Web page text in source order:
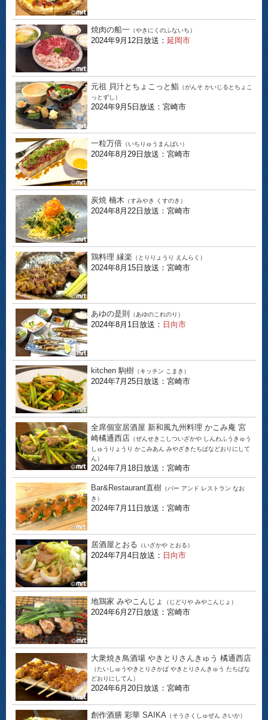
焼肉の船一 （やきにくのふないち）
2024年9月12日放送： 延岡市
元祖 貝汁とちょこっと鮨 （がんそ かいじるとちょこ
っとずし）
2024年9月5日放送：宮崎市
一粒万倍 （いちりゅうまんばい）
2024年8月29日放送：宮崎市
炭焼 楠木 （すみやき くすのき）
2024年8月22日放送：宮崎市
鶏料理 縁楽 （とりりょうり えんらく）
2024年8月15日放送：宮崎市
あゆの是則 （あゆのこれのり）
2024年8月1日放送： 日向市
kitchen 駒樹 （キッチン こまき）
2024年7月25日放送：宮崎市
全席個室居酒屋 新和風九州料理 かこみ庵 宮
崎橘通西店 （ぜんせきこしついざかや しんわふうきゅう
しゅうりょうり かこみあん みやざきたちばなどおりにして
ん）
2024年7月18日放送：宮崎市
Bar&Restaurant直樹 （バー アンド レストラン なお
き）
2024年7月11日放送：宮崎市
居酒屋とおる （いざかや とおる）
2024年7月4日放送： 日向市
地鶏家 みやこんじょ （じどりや みやこんじょ）
2024年6月27日放送：宮崎市
大衆焼き鳥酒場 やきとりさんきゅう 橘通西店
（たいしゅうやきとりさかば やきとりさんきゅう たちばな
どおりにしてん）
2024年6月20日放送：宮崎市
創作酒膳 彩華 SAIKA （そうさくしゅぜん さいか）